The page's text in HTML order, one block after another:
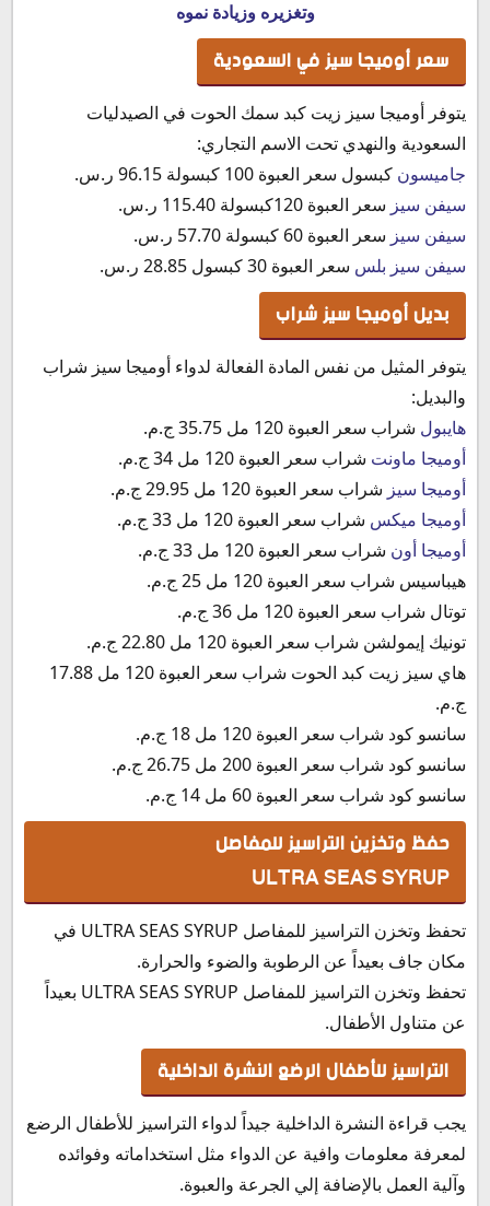
وتغزيره وزيادة نموه
سعر أوميجا سيز في السعودية
يتوفر أوميجا سيز زيت كبد سمك الحوت في الصيدليات
السعودية والنهدي تحت الاسم التجاري:
جاميسون كبسول سعر العبوة 100 كبسولة 96.15 ر.س.‏
سيفن سيز سعر العبوة 120كبسولة 115.40 ر.س.‏
سيفن سيز سعر العبوة 60 كبسولة 57.70 ر.س.
سيفن سيز بلس سعر العبوة 30 كبسول 28.85 ر.س.‏
بديل أوميجا سيز شراب
يتوفر المثيل من نفس المادة الفعالة لدواء أوميجا سيز شراب
والبديل:
هايبول شراب سعر العبوة 120 مل 35.75 ج.م.
أوميجا ماونت شراب سعر العبوة 120 مل 34 ج.م.
أوميجا سيز شراب سعر العبوة 120 مل 29.95 ج.م.
أوميجا ميكس شراب سعر العبوة 120 مل 33 ج.م.
أوميجا أون شراب سعر العبوة 120 مل 33 ج.م.
هيباسيس شراب سعر العبوة 120 مل 25 ج.م.
توتال شراب سعر العبوة 120 مل 36 ج.م.
تونيك إيمولشن شراب سعر العبوة 120 مل 22.80 ج.م.
هاي سيز زيت كبد الحوت شراب سعر العبوة 120 مل 17.88
ج.م.
سانسو كود شراب سعر العبوة 120 مل 18 ج.م.
سانسو كود شراب سعر العبوة 200 مل 26.75 ج.م.
سانسو كود شراب سعر العبوة 60 مل 14 ج.م.
حفظ وتخزين التراسيز للمفاصل
ULTRA SEAS SYRUP
تحفظ وتخزن التراسيز للمفاصل ULTRA SEAS SYRUP في
مكان جاف بعيداً عن الرطوبة والضوء والحرارة.
تحفظ وتخزن التراسيز للمفاصل ULTRA SEAS SYRUP بعيداً
عن متناول الأطفال.
التراسيز للأطفال الرضع النشرة الداخلية
يجب قراءة النشرة الداخلية جيداً لدواء التراسيز للأطفال الرضع
لمعرفة معلومات وافية عن الدواء مثل استخداماته وفوائده
وآلية العمل بالإضافة إلي الجرعة والعبوة.